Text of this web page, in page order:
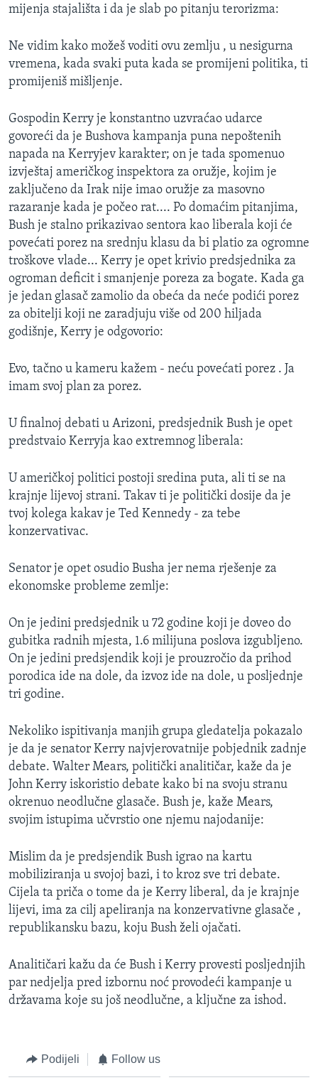
mijenja stajališta i da je slab po pitanju terorizma:
Ne vidim kako možeš voditi ovu zemlju , u nesigurna
vremena, kada svaki puta kada se promijeni politika, ti
promijeniš mišljenje.
Gospodin Kerry je konstantno uzvraćao udarce
govoreći da je Bushova kampanja puna nepoštenih
napada na Kerryjev karakter; on je tada spomenuo
izvještaj američkog inspektora za oružje, kojim je
zaključeno da Irak nije imao oružje za masovno
razaranje kada je počeo rat.... Po domaćim pitanjima,
Bush je stalno prikazivao sentora kao liberala koji će
povećati porez na srednju klasu da bi platio za ogromne
troškove vlade... Kerry je opet krivio predsjednika za
ogroman deficit i smanjenje poreza za bogate. Kada ga
je jedan glasač zamolio da obeća da neće podići porez
za obitelji koji ne zaradjuju više od 200 hiljada
godišnje, Kerry je odgovorio:
Evo, tačno u kameru kažem - neću povećati porez . Ja
imam svoj plan za porez.
U finalnoj debati u Arizoni, predsjednik Bush je opet
predstvaio Kerryja kao extremnog liberala:
U američkoj politici postoji sredina puta, ali ti se na
krajnje lijevoj strani. Takav ti je politički dosije da je
tvoj kolega kakav je Ted Kennedy - za tebe
konzervativac.
Senator je opet osudio Busha jer nema rješenje za
ekonomske probleme zemlje:
On je jedini predsjednik u 72 godine koji je doveo do
gubitka radnih mjesta, 1.6 milijuna poslova izgubljeno.
On je jedini predsjendik koji je prouzročio da prihod
porodica ide na dole, da izvoz ide na dole, u posljednje
tri godine.
Nekoliko ispitivanja manjih grupa gledatelja pokazalo
je da je senator Kerry najvjerovatnije pobjednik zadnje
debate. Walter Mears, politički analitičar, kaže da je
John Kerry iskoristio debate kako bi na svoju stranu
okrenuo neodlučne glasače. Bush je, kaže Mears,
svojim istupima učvrstio one njemu najodanije:
Mislim da je predsjendik Bush igrao na kartu
mobiliziranja u svojoj bazi, i to kroz sve tri debate.
Cijela ta priča o tome da je Kerry liberal, da je krajnje
lijevi, ima za cilj apeliranja na konzervativne glasače ,
republikansku bazu, koju Bush želi ojačati.
Analitičari kažu da će Bush i Kerry provesti posljednjih
par nedjelja pred izbornu noć provodeći kampanje u
državama koje su još neodlučne, a ključne za ishod.
Podijeli Follow us